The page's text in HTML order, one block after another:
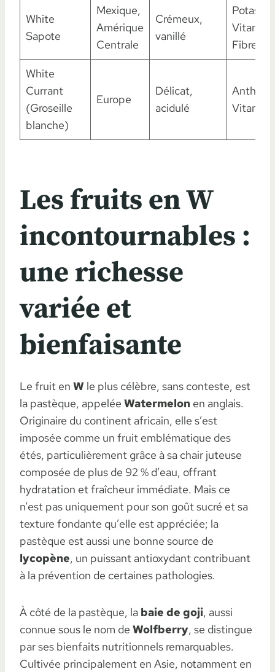
White
Sapote
Mexique,
Amérique
Centrale
Crémeux,
vanillé
Fibres
White
Currant
(Groseille
blanche)
Europe
Délicat,
acidulé
Les fruits en W
incontournables :
une richesse
variée et
bienfaisante
Le fruit en W le plus célèbre, sans conteste, est
la pastèque, appelée Watermelon en anglais.
Originaire du continent africain, elle s’est
imposée comme un fruit emblématique des
étés, particulièrement grâce à sa chair juteuse
composée de plus de 92 % d’eau, offrant
hydratation et fraîcheur immédiate. Mais ce
n’est pas uniquement pour son goût sucré et sa
texture fondante qu’elle est appréciée; la
pastèque est aussi une bonne source de
lycopène, un puissant antioxydant contribuant
à la prévention de certaines pathologies.
À côté de la pastèque, la baie de goji, aussi
connue sous le nom de Wolfberry, se distingue
par ses bienfaits nutritionnels remarquables.
Cultivée principalement en Asie, notamment en